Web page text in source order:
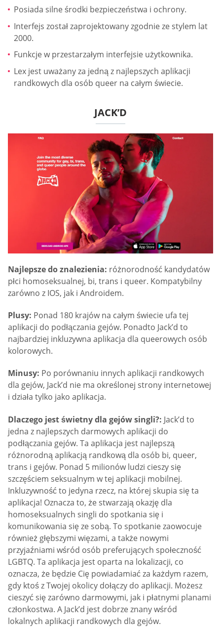
Posiada silne środki bezpieczeństwa i ochrony.
Interfejs został zaprojektowany zgodnie ze stylem lat
2000.
Funkcje w przestarzałym interfejsie użytkownika.
Lex jest uważany za jedną z najlepszych aplikacji
randkowych dla osób queer na całym świecie.
JACK’D
Najlepsze do znalezienia: różnorodność kandydatów
płci homoseksualnej, bi, trans i queer. Kompatybilny
zarówno z IOS, jak i Androidem.
Plusy: Ponad 180 krajów na całym świecie ufa tej
aplikacji do podłączania gejów. Ponadto Jack’d to
najbardziej inkluzywna aplikacja dla queerowych osób
kolorowych.
Minusy: Po porównaniu innych aplikacji randkowych
dla gejów, Jack’d nie ma określonej strony internetowej
i działa tylko jako aplikacja.
Dlaczego jest świetny dla gejów singli?: Jack’d to
jedna z najlepszych darmowych aplikacji do
podłączania gejów. Ta aplikacja jest najlepszą
różnorodną aplikacją randkową dla osób bi, queer,
trans i gejów. Ponad 5 milionów ludzi cieszy się
szczęściem seksualnym w tej aplikacji mobilnej.
Inkluzywność to jedyna rzecz, na której skupia się ta
aplikacja! Oznacza to, że stwarzają okazję dla
homoseksualnych singli do spotkania się i
komunikowania się ze sobą. To spotkanie zaowocuje
również głębszymi więzami, a także nowymi
przyjaźniami wśród osób preferujących społeczność
LGBTQ. Ta aplikacja jest oparta na lokalizacji, co
oznacza, że będzie Cię powiadamiać za każdym razem,
gdy ktoś z Twojej okolicy dołączy do aplikacji. Możesz
cieszyć się zarówno darmowymi, jak i płatnymi planami
członkostwa. A Jack’d jest dobrze znany wśród
lokalnych aplikacji randkowych dla gejów.